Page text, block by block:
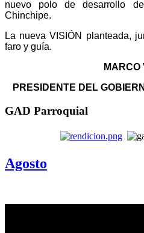
nuevo polo de desarrollo
Chinchipe.
La nueva VISIÓN planteada,
faro y guía.
MARCO
PRESIDENTE DEL
GAD Parroquial
Agosto